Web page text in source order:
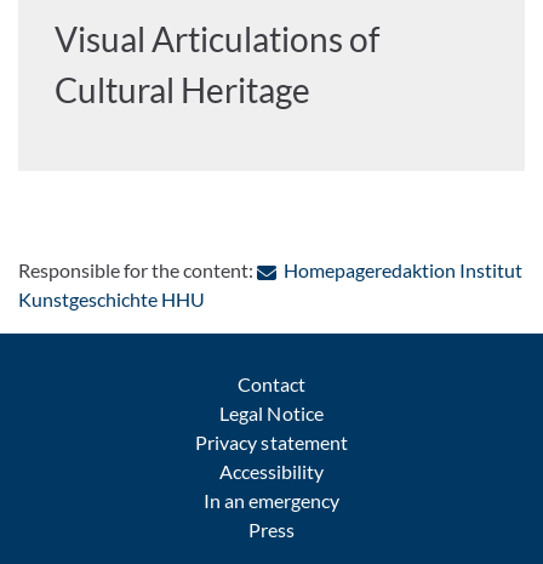
Visual Articulations of
Cultural Heritage
Responsible for the content:
Homepageredaktion Institut
Kunstgeschichte HHU
Contact
Legal Notice
Privacy statement
Accessibility
In an emergency
Press